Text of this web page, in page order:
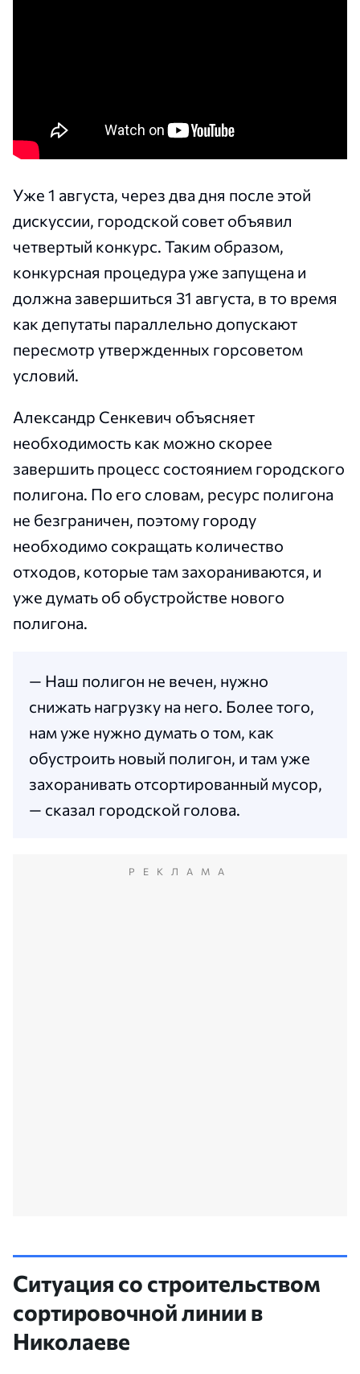
Уже 1 августа, через два дня после этой
дискуссии, городской совет объявил
четвертый конкурс. Таким образом,
конкурсная процедура уже запущена и
должна завершиться 31 августа, в то время
как депутаты параллельно допускают
пересмотр утвержденных горсоветом
условий.
Александр Сенкевич объясняет
необходимость как можно скорее
завершить процесс состоянием городского
полигона. По его словам, ресурс полигона
не безграничен, поэтому городу
необходимо сокращать количество
отходов, которые там захораниваются, и
уже думать об обустройстве нового
полигона.
— Наш полигон не вечен, нужно
снижать нагрузку на него. Более того,
нам уже нужно думать о том, как
обустроить новый полигон, и там уже
захоранивать отсортированный мусор,
— сказал городской голова.
РЕКЛАМА
Ситуация со строительством
сортировочной линии в
Николаеве